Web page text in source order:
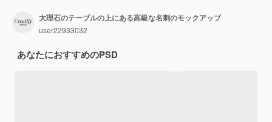
大理石のテーブルの上にある高級な名刺のモックアップ
user22933032
あなたにおすすめのPSD